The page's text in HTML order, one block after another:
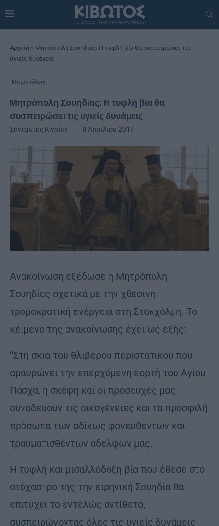
Αρχική » Μητρόπολη Σουηδίας: Η τυφλή βία θα συσπειρώσει τις
υγιείς δυνάμεις
Μητροπόλεις
Μητρόπολη Σουηδίας: Η τυφλή βία θα
συσπειρώσει τις υγιείς δυνάμεις
Συντάκτης Kivotos 8 Απριλίου 2017
Ανακοίνωση εξέδωσε η Μητρόπολη
Σουηδίας σχετικά με την χθεσινή
τρομοκρατική ενέργεια στη Στοκχόλμη. Το
κέιμενο της ανακοίνωσης έχει ως εξής:
“Στη σκιά του θλιβερού περιστατικού που
αμαυρώνει την επερχόμενη εορτή του Αγίου
Πάσχα, η σκέψη και οι προσευχές μας
συνοδεύουν τις οικογένειες και τα προσφιλή
πρόσωπα των αδίκως φονευθέντων και
τραυματισθέντων αδελφών μας.
Η τυφλή και μισαλλόδοξη βία που έθεσε στο
στόχαστρο της την ειρηνική Σουηδία θα
επιτύχει το εντελώς αντίθετο,
συσπειρώνοντας όλες τις υγιείς δυνάμεις